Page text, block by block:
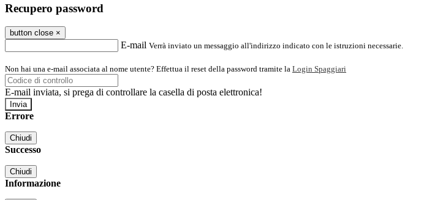
Recupero password
button close ×
E-mail Verrà inviato un messaggio all'indirizzo indicato con le istruzioni necessarie.
Non hai una e-mail associata al nome utente? Effettua il reset della password tramite la Login Spaggiari
E-mail inviata, si prega di controllare la casella di posta elettronica!
Errore
Chiudi
Successo
Chiudi
Informazione